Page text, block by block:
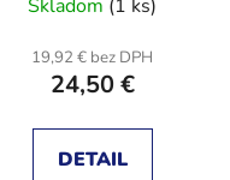
Skladom (1 ks)
19,92 € bez DPH
24,50 €
DETAIL